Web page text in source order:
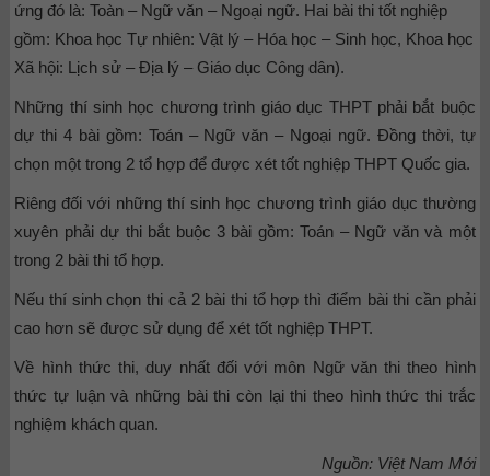
ứng đó là: Toàn – Ngữ văn – Ngoại ngữ. Hai bài thi tốt nghiệp
gồm: Khoa học Tự nhiên: Vật lý – Hóa học – Sinh học, Khoa học
Xã hội: Lịch sử – Địa lý – Giáo dục Công dân).
Những thí sinh học chương trình giáo dục THPT phải bắt buộc
dự thi 4 bài gồm: Toán – Ngữ văn – Ngoại ngữ. Đồng thời, tự
chọn một trong 2 tổ hợp để được xét tốt nghiệp THPT Quốc gia.
Riêng đối với những thí sinh học chương trình giáo dục thường
xuyên phải dự thi bắt buộc 3 bài gồm: Toán – Ngữ văn và một
trong 2 bài thi tổ hợp.
Nếu thí sinh chọn thi cả 2 bài thi tổ hợp thì điểm bài thi cần phải
cao hơn sẽ được sử dụng để xét tốt nghiệp THPT.
Về hình thức thi, duy nhất đối với môn Ngữ văn thi theo hình
thức tự luận và những bài thi còn lại thi theo hình thức thi trắc
nghiệm khách quan.
Nguồn: Việt Nam Mới